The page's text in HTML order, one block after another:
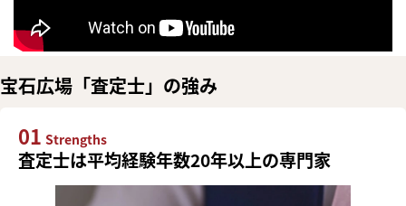
宝石広場「査定士」の強み
01 Strengths
査定士は平均経験年数20年以上の専門家